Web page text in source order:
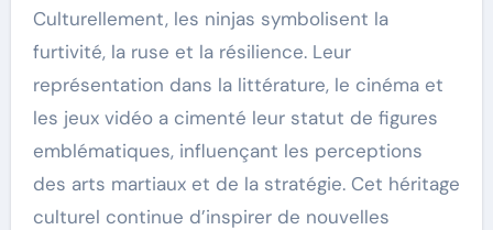
Culturellement, les ninjas symbolisent la
furtivité, la ruse et la résilience. Leur
représentation dans la littérature, le cinéma et
les jeux vidéo a cimenté leur statut de figures
emblématiques, influençant les perceptions
des arts martiaux et de la stratégie. Cet héritage
culturel continue d’inspirer de nouvelles